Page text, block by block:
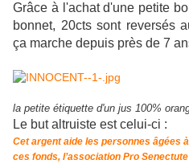
Grâce à l'achat d'une petite
bonnet, 20cts sont reversés
ça marche depuis près de 7
la petite étiquette d'un jus 100%
Le but altruiste est celui-ci :
Cet argent aide les personnes âgées
ces fonds, l’association Pro